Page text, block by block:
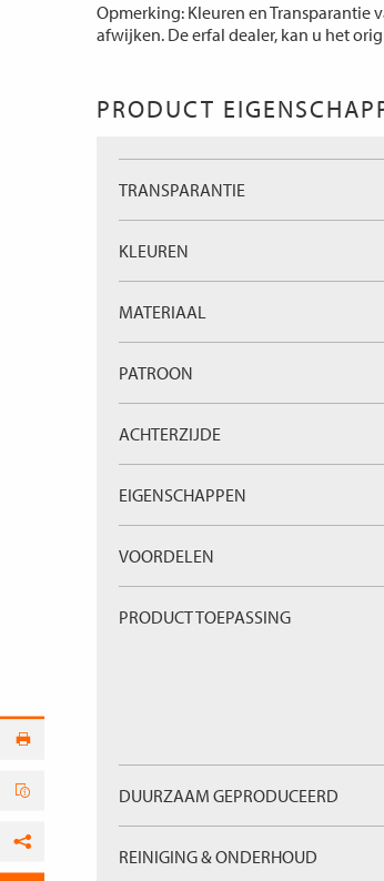
Opmerking: Kleuren en
afwijken. De erfal dealer, kan u het
PRODUCT
TRANSPARANTIE
KLEUREN
MATERIAAL
PATROON
ACHTERZIJDE
EIGENSCHAPPEN
VOORDELEN
PRODUCT TOEPASSING
DUURZAAM GEPRODUCEERD
REINIGING & ONDERHOUD
Facebook